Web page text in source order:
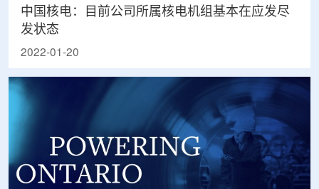
中国核电：目前公司所属核电机组基本在应发尽
发状态
2022-01-20